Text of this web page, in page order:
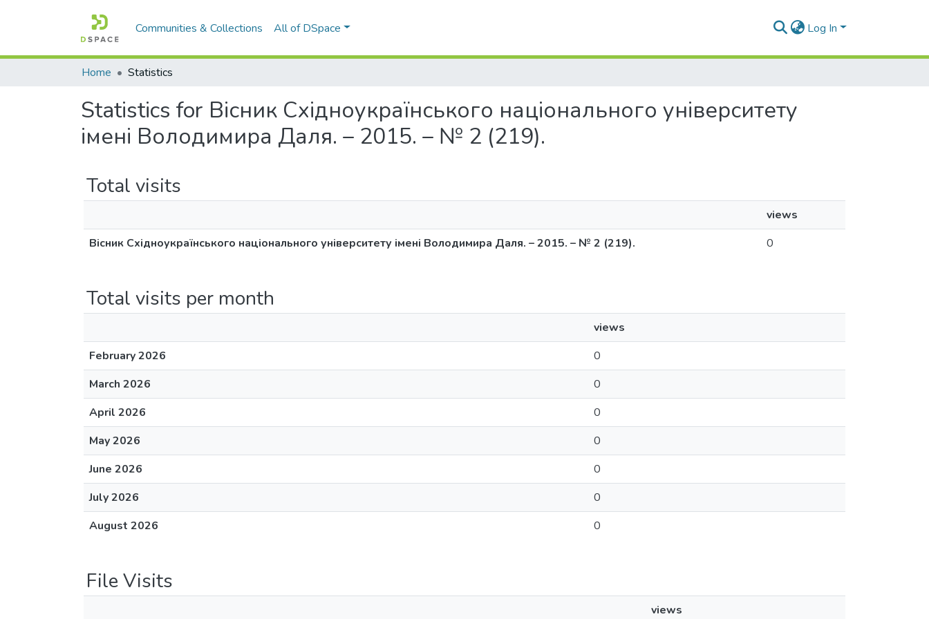
Communities & Collections All of DSpace Log In
Home Statistics
Statistics for Вісник Східноукраїнського національного університету
імені Володимира Даля. – 2015. – № 2 (219).
Total visits
views
Вісник Східноукраїнського національного університету імені Володимира Даля. – 2015. – № 2 (219).
0
Total visits per month
views
February 2026
0
March 2026
0
April 2026
0
May 2026
0
June 2026
0
July 2026
0
August 2026
0
File Visits
views